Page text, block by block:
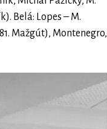
Belá: Lopes – M.
Mažgút), Montenegro,